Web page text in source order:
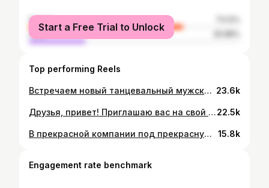
female
male
Start a Free Trial to Unlock
Top performing Reels
Встречаем новый танцевальный мужской коллектив «ЖИЖА» В главных ролях: Саша Ошкин @sashaoshkin Сергей Олейников @s.oleynikov Саша Фомин @alexfomin_fitfom Ваня Анисимов @anisimov_fit Макс Колосов @maxikolosov 23.6k
Друзья, привет! Приглашаю вас на свой первый образовательный курс Step Pro Level! Это самый мощный курс по степу ,который поможет вам сделать квантовый скачок, усовершенствовать свои навыки, и сделать свои классы популярными, динамичными и безопасными. Моя школа , моё видение , моя практика , основанная на многолетнем опыте работы в группах фитнес-центров и на многочисленных фитнес-форумах по всему миру. За 2 месяца работы я уделю внимание каждому и передам огромное количество современных инструментов и навыков. И самое главное будет очень много практики и обратной связи от меня. Встречаемся на обучении 10 января. Оставляй заявку по ссылке в шапку профиля. Кол-во мест ограничено. Подарок от меня получат первые 10 человек! ✔️2 месяца обучения ✔️9 образовательных блоков ✔️Общий чат участников ✔️Обратная связь каждому ✔️ Много практики и современных методик Международный сертификат 🪪 Условия регистрации и оплаты: - Стоимость обучения: 25.000 руб. - Регистрация по ссылке в шапке профиля. - После регистрация с вами свяжется менеджер, вышлет программу обучения, зарегистрирует на курс и добавит в чат. ❗️Выгодные условия по рассрочке, без %, на любой срок от 3 месяцев. Ставим «+» для оперативной связи.22.5k
В прекрасной компании под прекрасную музыку #назаре 15.8k
Engagement rate benchmark